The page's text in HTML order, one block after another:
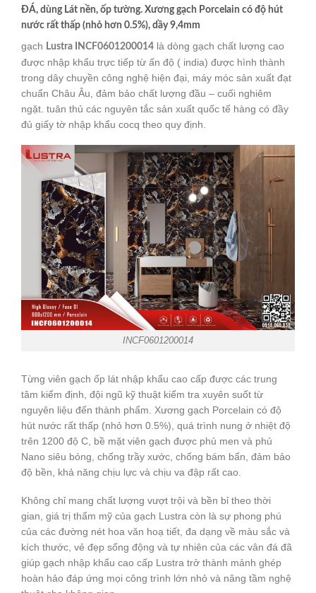
ĐÁ, dùng Lát nền, ốp tường. Xương gạch Porcelain có độ hút
nước rất thấp (nhỏ hơn 0.5%), dầy 9,4mm
gạch Lustra INCF0601200014 là dòng gạch chất lượng cao
được nhập khẩu trực tiếp từ ấn độ ( india) được hình thành
trong dây chuyền công nghệ hiện đại, máy móc sản xuất đạt
chuẩn Châu Âu, đảm bảo chất lượng đầu – cuối nghiêm
ngặt. tuân thủ các nguyên tắc sản xuất quốc tế hàng có đầy
đủ giấy tờ nhập khẩu cocq theo quy định.
INCF0601200014
Từng viên gạch ốp lát nhập khẩu cao cấp được các trung
tâm kiểm định, đội ngũ kỹ thuật kiểm tra xuyên suốt từ
nguyên liệu đến thành phẩm. Xương gạch Porcelain có độ
hút nước rất thấp (nhỏ hơn 0.5%), quá trình nung ở nhiệt độ
trên 1200 độ C, bề mặt viên gạch được phủ men và phủ
Nano siêu bóng, chống trầy xước, chống bám bẩn, đảm bảo
độ bền, khả năng chịu lực và chịu va đập rất cao.
Không chỉ mang chất lượng vượt trội và bền bỉ theo thời
gian, giá trị thẩm mỹ của gạch Lustra còn là sự phong phú
của các đường nét hoa văn hoạ tiết, đa dạng về màu sắc và
kích thước, vẻ đẹp sống động và tự nhiên của các vân đá đã
giúp gạch nhập khẩu cao cấp Lustra trở thành mảnh ghép
hoàn hảo đáp ứng mọi công trình lớn nhỏ và nâng tầm nghệ